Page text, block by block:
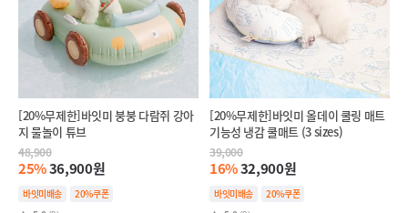
[20%무제한]바잇미 붕붕 다람쥐 강아
지 물놀이 튜브
48,900
25%36,900원
바잇미배송
20%쿠폰
[20%무제한]바잇미 올데이 쿨링 매트
기능성 냉감 쿨매트 (3 sizes)
39,000
16%32,900원
바잇미배송
20%쿠폰